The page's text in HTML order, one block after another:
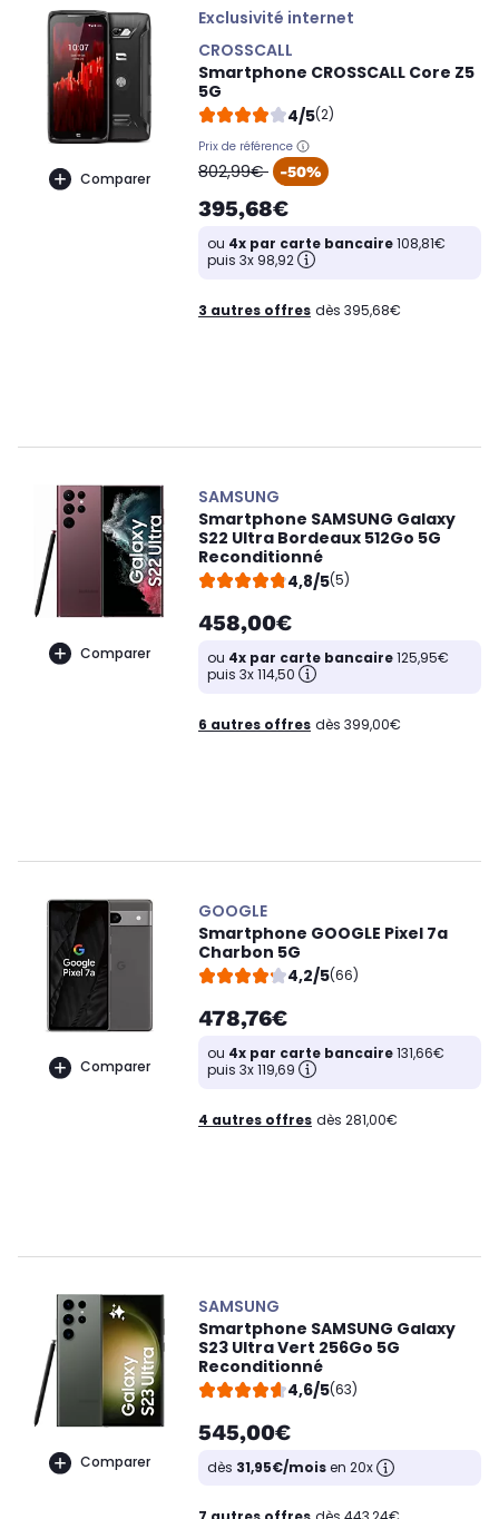
Comparer
Exclusivité internet
CROSSCALL
Smartphone CROSSCALL Core Z5
5G
4/5(2)
Prix de référence
oldPrice
802,99€ -50%
395,68€
ou 4x par carte bancaire108,81€
puis 3x 98,92
3 autres offres dès 395,68€
Comparer
SAMSUNG
Smartphone SAMSUNG Galaxy
S22 Ultra Bordeaux 512Go 5G
Reconditionné
4,8/5(5)
458,00€
ou 4x par carte bancaire125,95€
puis 3x 114,50
6 autres offres dès 399,00€
Comparer
GOOGLE
Smartphone GOOGLE Pixel 7a
Charbon 5G
4,2/5(66)
478,76€
ou 4x par carte bancaire131,66€
puis 3x 119,69
4 autres offres dès 281,00€
Comparer
SAMSUNG
Smartphone SAMSUNG Galaxy
S23 Ultra Vert 256Go 5G
Reconditionné
4,6/5(63)
545,00€
dès 31,95€/moisen 20x